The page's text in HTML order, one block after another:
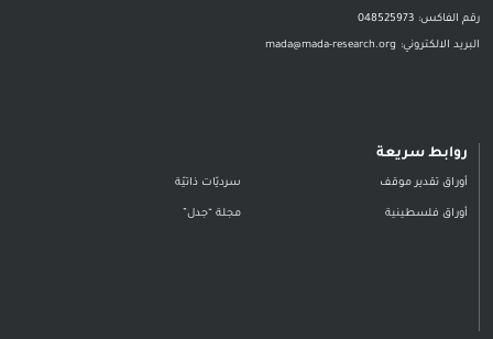
رقم الفاكس: 048525973
البريد الالكتروني: mada@mada-research.org
روابط سريعة
أوراق تقدير موقف سرديّات ذاتيّة
أوراق فلسطينية مجلة “جدل”